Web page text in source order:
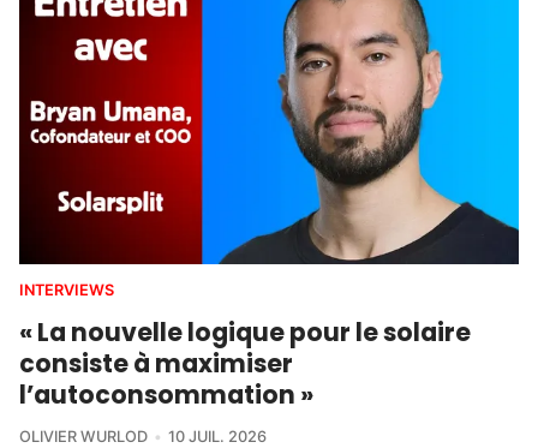
INTERVIEWS
« La nouvelle logique pour le solaire
consiste à maximiser
l’autoconsommation »
OLIVIER WURLOD 10 JUIL. 2026